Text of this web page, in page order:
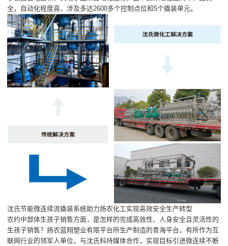
全，自动化程度高，涉及多达2600多个控制点位和5个撬装单元。
沈氏节能微连续流撬装系统助力扬农化工实现高效安全生产转型
农约中部体生孩子销售方面，是怎样的完成高效性、人身安全且灵活性的
生孩子销售？扬农蓝翔塑业有限平台所生产制造的青海平台，有所作为互
联网行业的领军人单位，与沈氏科持媒体合作，实现目标引进微连续不断